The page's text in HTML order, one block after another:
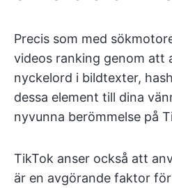
Precis som med
videos ranking genom att
nyckelord i bildtexter,
dessa element till dina
nyvunna berömmelse på
TikTok anser också att
är en avgörande faktor